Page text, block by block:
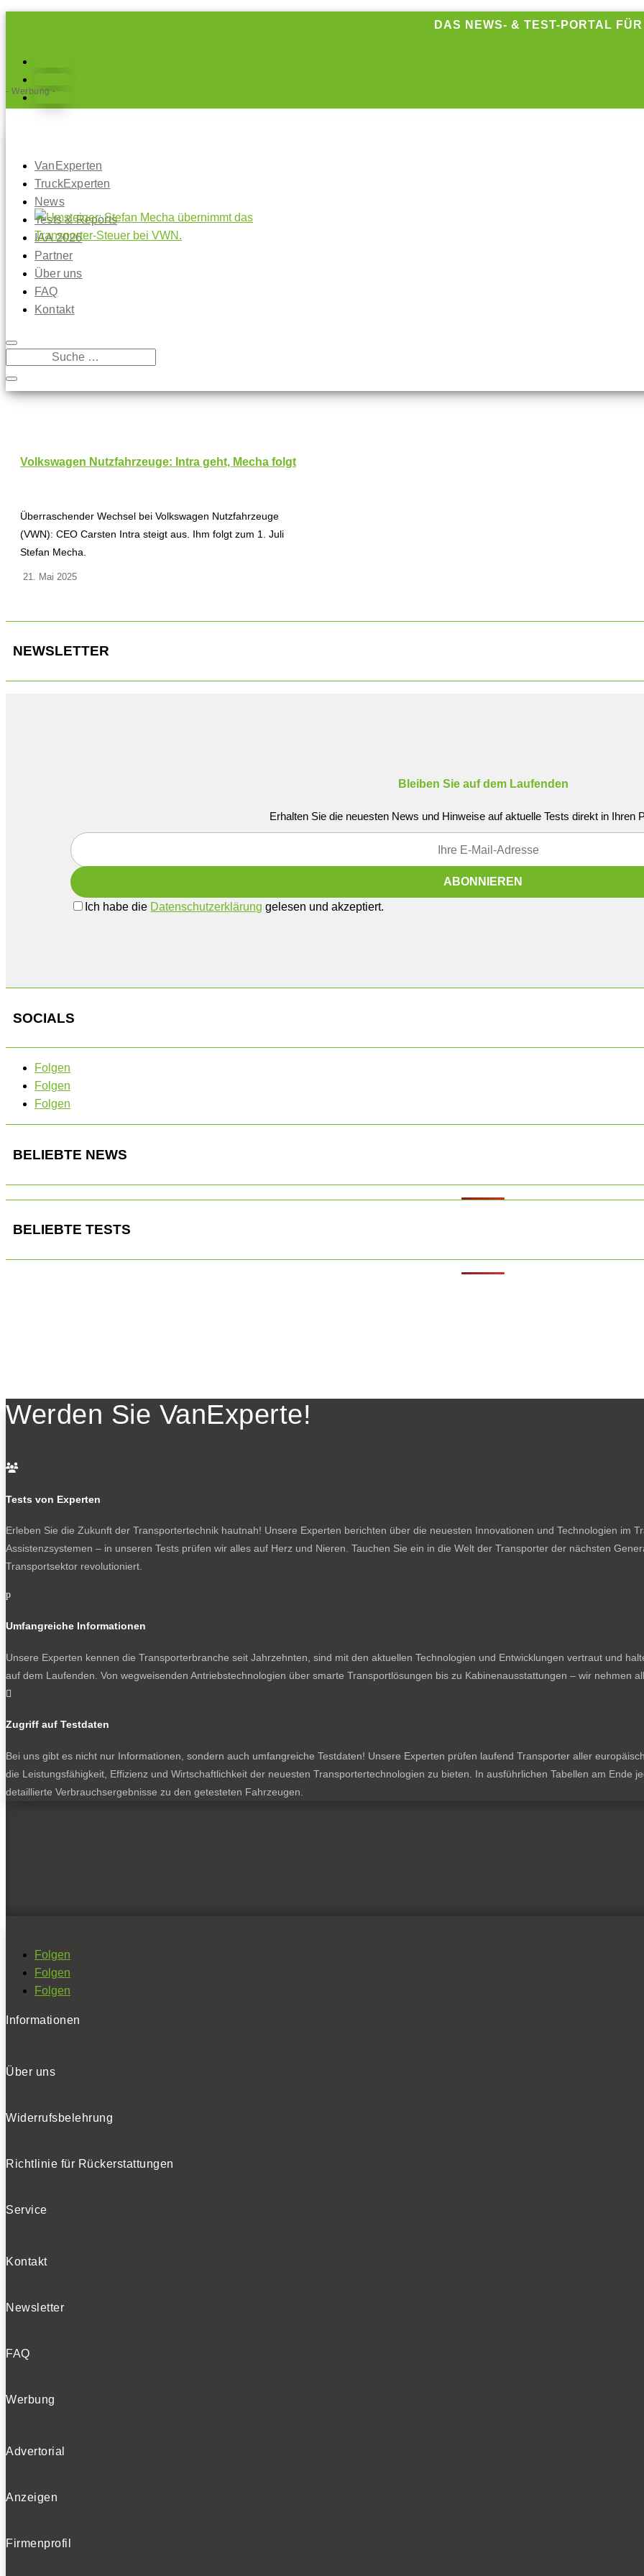
DAS NEWS- & TEST-PORTAL
Folgen
VanExperten
TruckExperten
News
Tests & Reports
IAA 2026
Partner
Über uns
FAQ
Kontakt
- Werbung -
Volkswagen Nutzfahrzeuge: Intra geht, Mecha folgt
Überraschender Wechsel bei Volkswagen Nutzfahrzeuge
(VWN): CEO Carsten Intra steigt aus. Ihm folgt zum 1. Juli
Stefan Mecha.
21. Mai 2025
NEWSLETTER
Bleiben Sie auf dem Laufenden
Erhalten Sie die neuesten News und Hinweise auf aktuelle Tests direkt in Ihren
Ich habe die Datenschutzerklärung gelesen und akzeptiert.
SOCIALS
Folgen
Folgen
Folgen
BELIEBTE NEWS
BELIEBTE TESTS
Werden Sie VanExperte!

Tests von Experten
Erleben Sie die Zukunft der Transportertechnik hautnah! Unsere Experten berichten über die neuesten Innovationen und Technologien im
Assistenzsystemen – in unseren Tests prüfen wir alles auf Herz und Nieren. Tauchen Sie ein in die Welt der Transporter der nächsten
Transportsektor revolutioniert.
p
Umfangreiche Informationen
Unsere Experten kennen die Transporterbranche seit Jahrzehnten, sind mit den aktuellen Technologien und Entwicklungen vertraut und
auf dem Laufenden. Von wegweisenden Antriebstechnologien über smarte Transportlösungen bis zu Kabinenausstattungen – wir nehmen

Zugriff auf Testdaten
Bei uns gibt es nicht nur Informationen, sondern auch umfangreiche Testdaten! Unsere Experten prüfen laufend Transporter aller
die Leistungsfähigkeit, Effizienz und Wirtschaftlichkeit der neuesten Transportertechnologien zu bieten. In ausführlichen Tabellen am Ende
detaillierte Verbrauchsergebnisse zu den getesteten Fahrzeugen.
Folgen
Folgen
Folgen
Informationen
Über uns
Widerrufsbelehrung
Richtlinie für Rückerstattungen
Service
Kontakt
Newsletter
FAQ
Werbung
Advertorial
Anzeigen
Firmenprofil